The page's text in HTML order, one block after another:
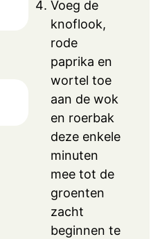
Voeg de
knoflook,
rode
paprika en
wortel toe
aan de wok
en roerbak
deze enkele
minuten
mee tot de
groenten
zacht
beginnen te